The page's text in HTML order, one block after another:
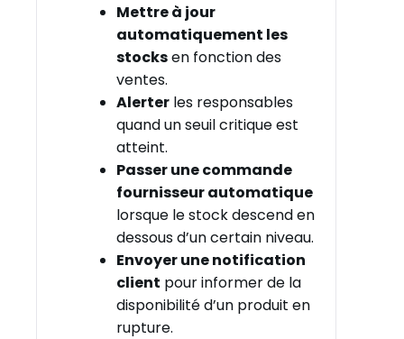
Mettre à jour
automatiquement les
stocksen fonction des
ventes.
Alerter les responsables
quand un seuil critique est
atteint.
Passer une commande
fournisseur automatique
lorsque le stock descend en
dessous d’un certain niveau.
Envoyer une notification
client pour informer de la
disponibilité d’un produit en
rupture.